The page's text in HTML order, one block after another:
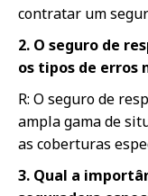
contratar um
2. O seguro de
os tipos de erros
R: O seguro de
ampla gama de
as coberturas
3. Qual a